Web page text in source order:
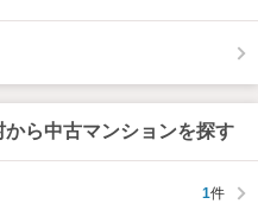
ら中古マンションを探す
1件